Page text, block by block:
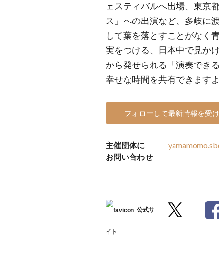
ェスティバルへ出場、東京
ス」への出演など、多岐に
して葉を落とすことがなく
実をつける、日本中で見か
から発せられる「演奏でき
幸せな時間を共有できます
フォローして最新情報を受
主催団体に
お問い合わせ
公式サ
イト